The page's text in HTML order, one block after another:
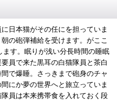
日本猫がその任にを担っていま
の砲弾補給を受けます。がここ
す。眠りが浅い分長時間の睡眠
員で来た黒耳の白猫隊員と茶白
で爆睡。さっきまで砲身のチャ
にか夢の世界へと旅立っていま
員は本来携帯食を入れておく段